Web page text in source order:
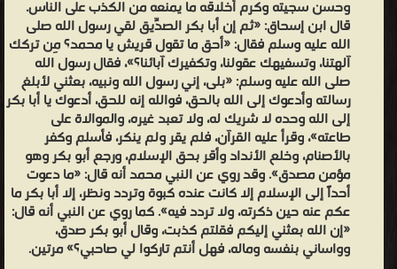
هو؟»، قالت: «في دار الأرقم»، قال: «فإن لله علي أن لا أذوق طعاماً ولا
أشرب شراباً أو آتي رسول الله صلى الله عليه وسلم»، فأمهلتا حتى إذا
هدأت الرِّجل وسكن الناس خرجتا به يتكئ عليهما، حتى أدخلتاه على
الرسول محمد، فأكب عليه الرسولُ فقبله، وأكب عليه المسلمون، ورق له
الرسولُ محمدٌ رقةً شديدةً، فقال أبو بكر: «بأبي وأمي يا رسول الله، ليس
بي بأس إلا ما نال الفاسق من وجهي، وهذه أمي برة بولدها وأنت مبارك
فادعها إلى الله، وادع الله لها عسى الله أن يستنقذها بك من النار»، فدعا
لها النبي محمد ودعاها إلى الله فأسلمت. مساعدة المسلمين
المستضعفين تضاعف أذى المشركين للرسول محمد وأصحابه مع انتشار
الدعوة الإسلامية في مكة، وخاصة في معاملة المستضعفين من
المسلمين، وقد تعرض بلال بن رباح لعذاب عظيم، ولم يكن له ظهرٌ
وحسن سجيته وكرم أخلاقه ما يمنعه من الكذب على الناس.
قال ابن إسحاق: «ثم إن أبا بكر الصدِّيق لقي رسول الله صلى
الله عليه وسلم فقال: «أحق ما تقول قريش يا محمد؟ مِن تركك
آلهتنا، وتسفيهك عقولنا، وتكفيرك آبائنا؟»، فقال رسول الله
صلى الله عليه وسلم: «بلى، إني رسول الله ونبيه، بعثني لأبلغ
رسالته وأدعوك إلى الله بالحق، فوالله إنه للحق، أدعوك يا أبا بكر
إلى الله وحده لا شريك له، ولا تعبد غيره، والموالاة على
طاعته»، وقرأ عليه القرآن، فلم يقر ولم ينكر، فأسلم وكفر
بالأصنام، وخلع الأنداد وأقر بحق الإسلام، ورجع أبو بكر وهو
مؤمن مصدق». وقد روي عن النبي محمد أنه قال: «ما دعوت
أحداً إلى الإسلام إلا كانت عنده كبوة وتردد ونظر، إلا أبا بكر ما
عكم عنه حين ذكرته، ولا تردد فيه». كما روي عن النبي أنه قال:
«إن الله بعثني إليكم فقلتم كذبت، وقال أبو بكر صدق،
وواساني بنفسه وماله، فهل أنتم تاركوا لي صاحبي؟» مرتين.